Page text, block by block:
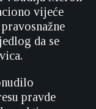
vijeće
da se
pravde